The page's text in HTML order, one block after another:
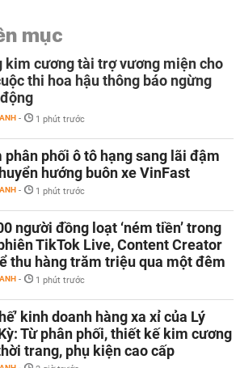
mục
kim cương tài trợ vương miện cho
thi hoa hậu thông báo ngừng
- 1 phút trước
phân phối ô tô hạng sang lãi đậm
hướng buôn xe VinFast
- 1 phút trước
người đồng loạt ‘ném tiền’ trong
TikTok Live, Content Creator
thu hàng trăm triệu qua một đêm
- 1 phút trước
kinh doanh hàng xa xỉ của Lý
Từ phân phối, thiết kế kim cương
trang, phụ kiện cao cấp